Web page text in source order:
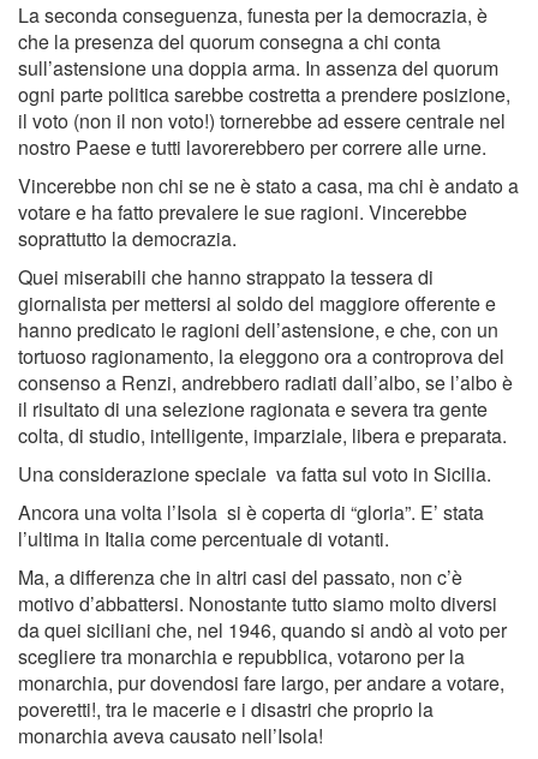
La seconda conseguenza, funesta per la democrazia, è
che la presenza del quorum consegna a chi conta
sull’astensione una doppia arma. In assenza del quorum
ogni parte politica sarebbe costretta a prendere posizione,
il voto (non il non voto!) tornerebbe ad essere centrale nel
nostro Paese e tutti lavorerebbero per correre alle urne.
Vincerebbe non chi se ne è stato a casa, ma chi è andato a
votare e ha fatto prevalere le sue ragioni. Vincerebbe
soprattutto la democrazia.
Quei miserabili che hanno strappato la tessera di
giornalista per mettersi al soldo del maggiore offerente e
hanno predicato le ragioni dell’astensione, e che, con un
tortuoso ragionamento, la eleggono ora a controprova del
consenso a Renzi, andrebbero radiati dall’albo, se l’albo è
il risultato di una selezione ragionata e severa tra gente
colta, di studio, intelligente, imparziale, libera e preparata.
Una considerazione speciale va fatta sul voto in Sicilia.
Ancora una volta l’Isola si è coperta di “gloria”. E’ stata
l’ultima in Italia come percentuale di votanti.
Ma, a differenza che in altri casi del passato, non c’è
motivo d’abbattersi. Nonostante tutto siamo molto diversi
da quei siciliani che, nel 1946, quando si andò al voto per
scegliere tra monarchia e repubblica, votarono per la
monarchia, pur dovendosi fare largo, per andare a votare,
poveretti!, tra le macerie e i disastri che proprio la
monarchia aveva causato nell’Isola!